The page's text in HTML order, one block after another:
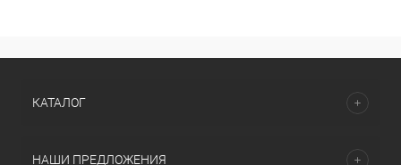
КАТАЛОГ
НАШИ ПРЕДЛОЖЕНИЯ